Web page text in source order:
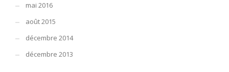
mai 2016
août 2015
décembre 2014
décembre 2013